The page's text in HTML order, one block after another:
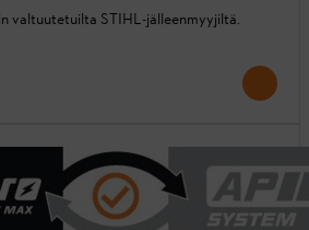
valtuutetuilta STIHL-jälleenmyyjiltä.